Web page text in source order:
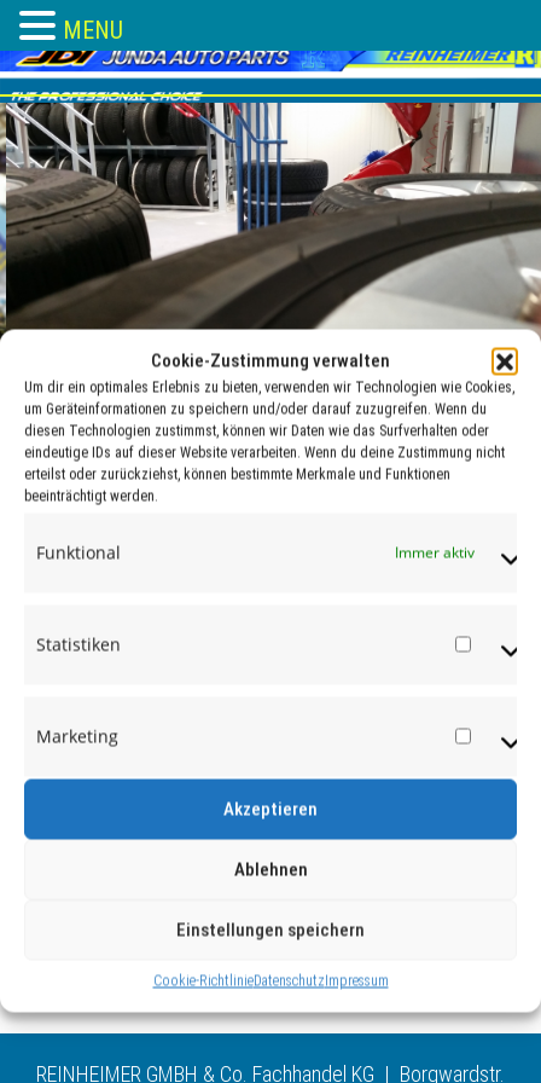
Cookie-Zustimmung verwalten
Um dir ein optimales Erlebnis zu bieten, verwenden wir Technologien wie Cookies,
um Geräteinformationen zu speichern und/oder darauf zuzugreifen. Wenn du
diesen Technologien zustimmst, können wir Daten wie das Surfverhalten oder
eindeutige IDs auf dieser Website verarbeiten. Wenn du deine Zustimmung nicht
erteilst oder zurückziehst, können bestimmte Merkmale und Funktionen
beeinträchtigt werden.
Funktional Immer aktiv
Statistiken
Marketing
Akzeptieren
Ablehnen
Einstellungen speichern
Cookie-RichtlinieDatenschutzImpressum
Skip
to
content
ventile-neu
REINHEIMER GMBH & Co. Fachhandel KG | Borgwardstr.
MENU